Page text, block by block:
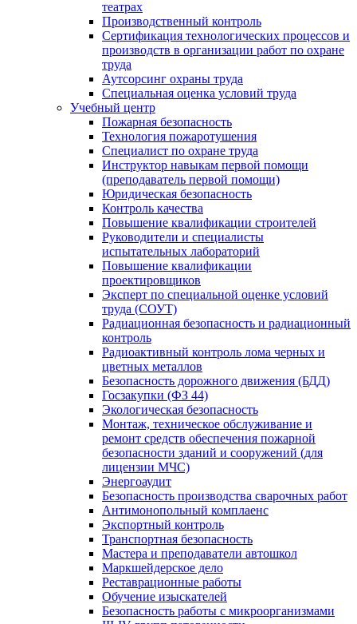
театрах
Производственный контроль
Сертификация технологических процессов и
производств в организации работ по охране
труда
Аутсорсинг охраны труда
Специальная оценка условий труда
Учебный центр
Пожарная безопасность
Технология пожаротушения
Специалист по охране труда
Инструктор навыкам первой помощи
(преподаватель первой помощи)
Юридическая безопасность
Контроль качества
Повышение квалификации строителей
Руководители и специалисты
испытательных лабораторий
Повышение квалификации
проектировщиков
Эксперт по специальной оценке условий
труда (СОУТ)
Радиационная безопасность и радиационный
контроль
Радиоактивный контроль лома черных и
цветных металлов
Безопасность дорожного движения (БДД)
Госзакупки (ФЗ 44)
Экологическая безопасность
Монтаж, техническое обслуживание и
ремонт средств обеспечения пожарной
безопасности зданий и сооружений (для
лицензии МЧС)
Энергоаудит
Безопасность производства сварочных работ
Антимонопольный комплаенс
Экспортный контроль
Транспортная безопасность
Мастера и преподаватели автошкол
Маркшейдерское дело
Реставрационные работы
Обучение изыскателей
Безопасность работы с микроорганизмами